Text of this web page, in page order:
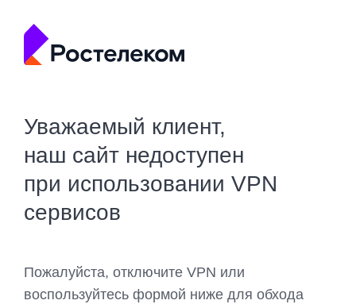
Уважаемый клиент,
наш сайт недоступен
при использовании VPN
сервисов
Пожалуйста, отключите VPN или
воспользуйтесь формой ниже для обхода